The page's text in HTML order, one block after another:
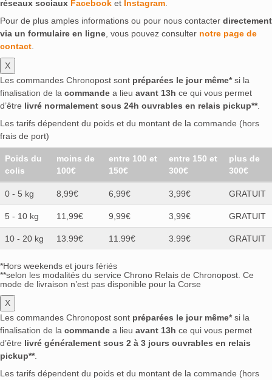
réseaux sociaux Facebook et Instagram.
Pour de plus amples informations ou pour nous contacter directement
via un formulaire en ligne, vous pouvez consulter notre page de
contact.
X
Les commandes Chronopost sont préparées le jour même*si la
finalisation de la commande a lieu avant 13h ce qui vous permet
d’être livré normalement sous 24h ouvrables en relais pickup**.
Les tarifs dépendent du poids et du montant de la commande (hors
frais de port)
Poids du
colis
moins de
100€
entre 100 et
150€
entre 150 et
300€
plus de
300€
0 - 5 kg 8,99€ 6,99€ 3,99€ GRATUIT
5 - 10 kg 11,99€ 9,99€ 3,99€ GRATUIT
10 - 20 kg 13.99€ 11.99€ 3.99€ GRATUIT
*Hors weekends et jours fériés
**selon les modalités du service Chrono Relais de Chronopost. Ce
mode de livraison n’est pas disponible pour la Corse
X
Les commandes Chronopost sont préparées le jour même*si la
finalisation de la commande a lieu avant 13h ce qui vous permet
d’être livré généralement sous 2 à 3 jours ouvrables en relais
pickup**.
Les tarifs dépendent du poids et du montant de la commande (hors